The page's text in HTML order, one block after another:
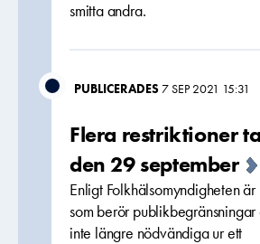
smitta andra.
PUBLICERADES 7 SEP 2021 15:31
Flera restriktioner
den 29 september
Enligt Folkhälsomyndigheten
som berör
inte längre nödvändiga ur ett